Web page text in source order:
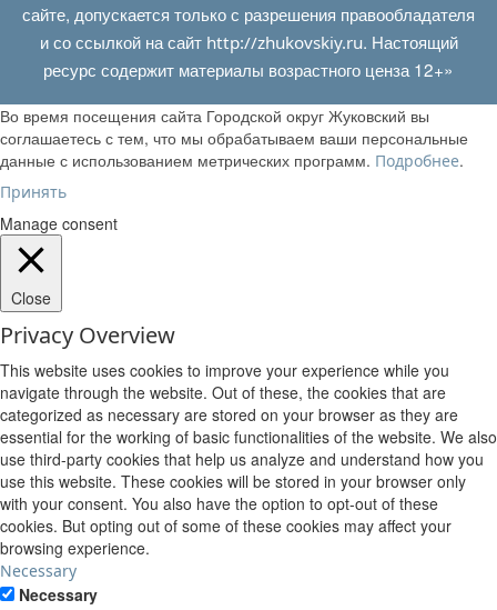
сайте, допускается только с разрешения правообладателя
и со ссылкой на сайт http://zhukovskiy.ru. Настоящий
ресурс содержит материалы возрастного ценза 12+»
Во время посещения сайта Городской округ Жуковский вы
соглашаетесь с тем, что мы обрабатываем ваши персональные
данные с использованием метрических программ. Подробнее.
Принять
Manage consent
Close
Privacy Overview
This website uses cookies to improve your experience while you
navigate through the website. Out of these, the cookies that are
categorized as necessary are stored on your browser as they are
essential for the working of basic functionalities of the website. We also
use third-party cookies that help us analyze and understand how you
use this website. These cookies will be stored in your browser only
with your consent. You also have the option to opt-out of these
cookies. But opting out of some of these cookies may affect your
browsing experience.
Necessary
Necessary